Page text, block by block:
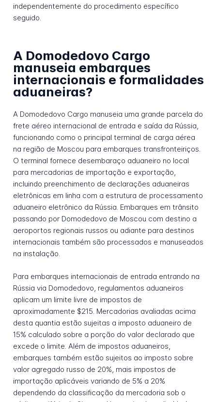
independentemente do procedimento específico
seguido.
A Domodedovo Cargo
manuseia embarques
internacionais e formalidades
aduaneiras?
A Domodedovo Cargo manuseia uma grande parcela do
frete aéreo internacional de entrada e saída da Rússia,
funcionando como o principal terminal de carga aérea
na região de Moscou para embarques transfronteiriços.
O terminal fornece desembaraço aduaneiro no local
para mercadorias de importação e exportação,
incluindo preenchimento de declarações aduaneiras
eletrônicas em linha com a estrutura de processamento
aduaneiro eletrônico da Rússia. Embarques em trânsito
passando por Domodedovo de Moscou com destino a
aeroportos regionais russos ou adiante para destinos
internacionais também são processados e manuseados
na instalação.
Para embarques internacionais de entrada entrando na
Rússia via Domodedovo, regulamentos aduaneiros
aplicam um limite livre de impostos de
aproximadamente $215. Mercadorias avaliadas acima
desta quantia estão sujeitas a imposto aduaneiro de
15% calculado sobre a porção do valor declarado que
excede o limite. Além de impostos aduaneiros,
embarques também estão sujeitos ao imposto sobre
valor agregado russo de 20%, mais impostos de
importação aplicáveis variando de 5% a 20%
dependendo da classificação da mercadoria sob o